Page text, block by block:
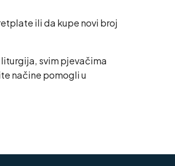
ili da kupe novi broj
svim pjevačima
načine pomogli u